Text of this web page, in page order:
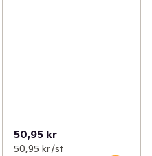
50,95 kr
50,95 kr /st